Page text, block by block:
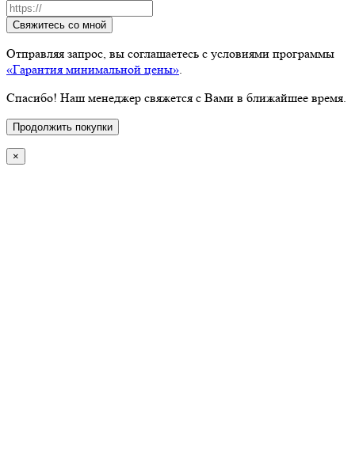
Свяжитесь со мной
Отправляя запрос, вы соглашаетесь с условиями программы
«Гарантия минимальной цены»
Спасибо! Наш менеджер свяжется с Вами в ближайшее время.
Продолжить покупки
×